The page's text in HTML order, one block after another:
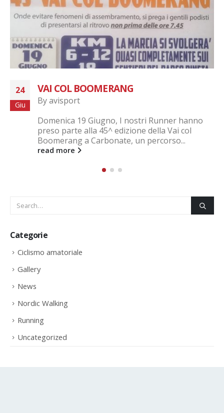
24
Giu
VAI COL BOOMERANG
Byavisport
Domenica 19 Giugno, I nostri Runner hanno
preso parte alla 45^ edizione della Vai col
Boomerang a Carbonate, un percorso...
read more
Categorie
Ciclismo amatoriale
Gallery
News
Nordic Walking
Running
Uncategorized